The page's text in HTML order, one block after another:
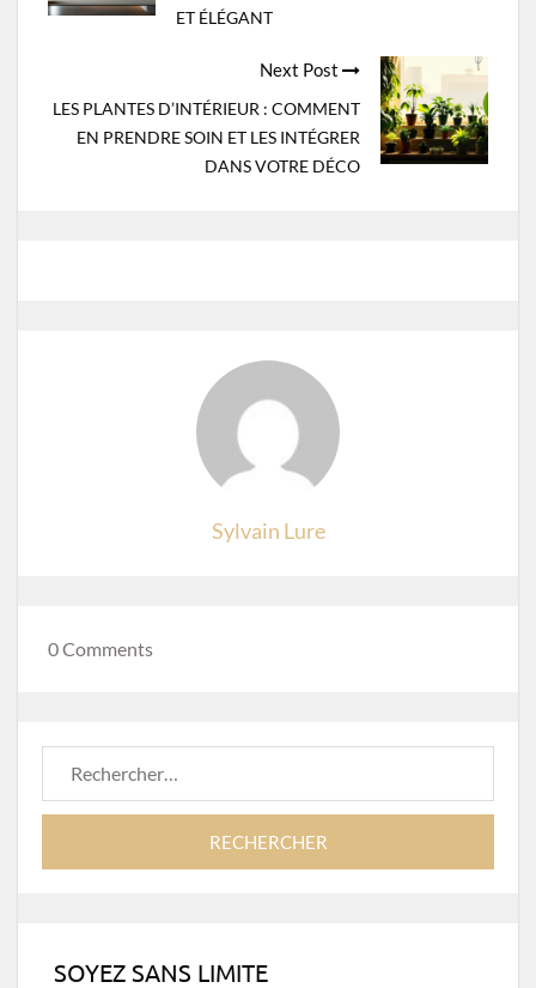
ET ÉLÉGANT
Next Post
LES PLANTES D’INTÉRIEUR : COMMENT
EN PRENDRE SOIN ET LES INTÉGRER
DANS VOTRE DÉCO
Sylvain Lure
0 Comments
SOYEZ SANS LIMITE